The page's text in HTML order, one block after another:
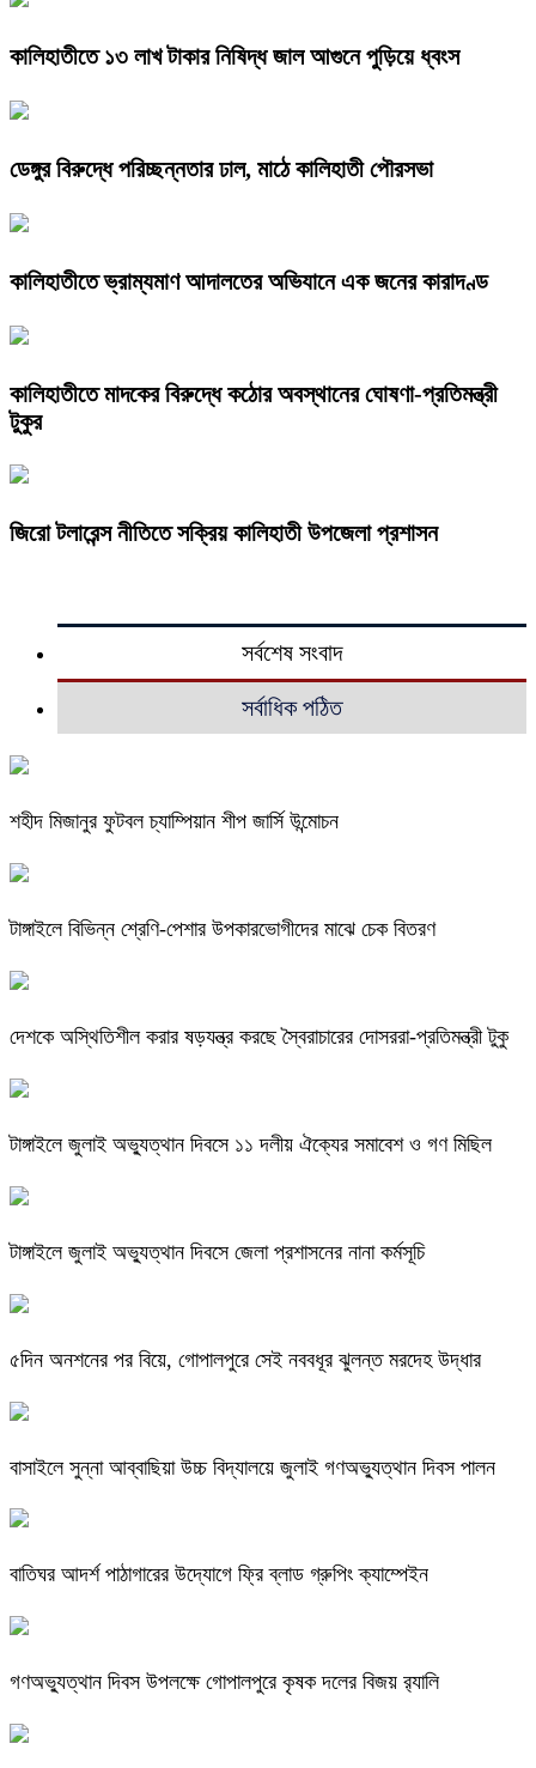
কালিহাতীতে ১৩ লাখ টাকার নিষিদ্ধ জাল আগুনে পুড়িয়ে ধ্বংস
ডেঙ্গুর বিরুদ্ধে পরিচ্ছন্নতার ঢাল, মাঠে কালিহাতী পৌরসভা
কালিহাতীতে ভ্রাম্যমাণ আদালতের অভিযানে এক জনের কারাদণ্ড
কালিহাতীতে মাদকের বিরুদ্ধে কঠোর অবস্থানের ঘোষণা-প্রতিমন্ত্রী
টুকুর
জিরো টলারেন্স নীতিতে সক্রিয় কালিহাতী উপজেলা প্রশাসন
সর্বশেষ সংবাদ
সর্বাধিক পঠিত
শহীদ মিজানুর ফুটবল চ্যাম্পিয়ান শীপ জার্সি উন্মোচন
টাঙ্গাইলে বিভিন্ন শ্রেণি-পেশার উপকারভোগীদের মাঝে চেক বিতরণ
দেশকে অস্থিতিশীল করার ষড়যন্ত্র করছে স্বৈরাচারের দোসররা-প্রতিমন্ত্রী টুকু
টাঙ্গাইলে জুলাই অভ্যুত্থান দিবসে ১১ দলীয় ঐক্যের সমাবেশ ও গণ মিছিল
টাঙ্গাইলে জুলাই অভ্যুত্থান দিবসে জেলা প্রশাসনের নানা কর্মসূচি
৫দিন অনশনের পর বিয়ে, গোপালপুরে সেই নববধূর ঝুলন্ত মরদেহ উদ্ধার
বাসাইলে সুন্না আব্বাছিয়া উচ্চ বিদ্যালয়ে জুলাই গণঅভ্যুত্থান দিবস পালন
বাতিঘর আদর্শ পাঠাগারের উদ্যোগে ফ্রি ব্লাড গ্রুপিং ক্যাম্পেইন
গণঅভ্যুত্থান দিবস উপলক্ষে গোপালপুরে কৃষক দলের বিজয় র‍্যালি